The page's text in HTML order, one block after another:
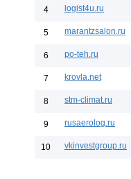
4 logist4u.ru
5 marantzsalon.ru
6 po-teh.ru
7 krovla.net
8 stm-climat.ru
9 rusaerolog.ru
10 vkinvestgroup.ru